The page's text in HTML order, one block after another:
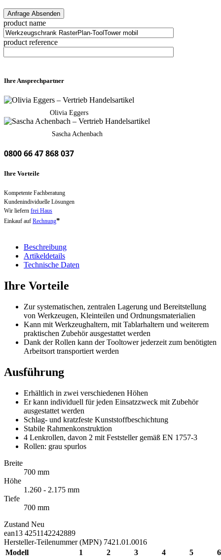
product name
product reference
Ihre Ansprechpartner
Olivia Eggers
Sascha Achenbach
0800 66 47 868 037
Ihre Vorteile
Kompetente Fachberatung
Kundenindividuelle Lösungen
Wir liefern frei Haus
Einkauf auf Rechnung*
Beschreibung
Artikeldetails
Technische Daten
Ihre Vorteile
Zur systematischen, zentralen Lagerung und Bereitstellung
von Werkzeugen, Kleinteilen und Ordnungsmaterialien
Kann mit Werkzeughaltern, mit Tablarhaltern und weiterem
praktischen Zubehör ausgestattet werden
Dank der Rollen kann der Tooltower jederzeit zum benötigten
Arbeitsort transportiert werden
Ausführung
Erhältlich in zwei verschiedenen Höhen
Er kann individuell für jeden Einsatzzweck mit Zubehör
ausgestattet werden
Schlag- und kratzfeste Kunststoffbeschichtung
Stabile Rahmenkonstruktion
4 Lenkrollen, davon 2 mit Feststeller gemäß EN 1757-3
Rollen: grau spurlos
Breite
700 mm
Höhe
1.260 - 2.175 mm
Tiefe
700 mm
Zustand Neu
ean13 4251142242889
Hersteller-Teilenummer (MPN) 7421.01.0016
Modell
1 2 3 4 5
6